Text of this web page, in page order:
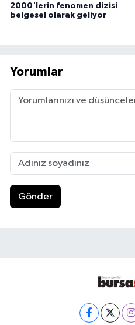
2000'lerin fenomen dizisi
belgesel olarak geliyor
Yorumlar
Gönder